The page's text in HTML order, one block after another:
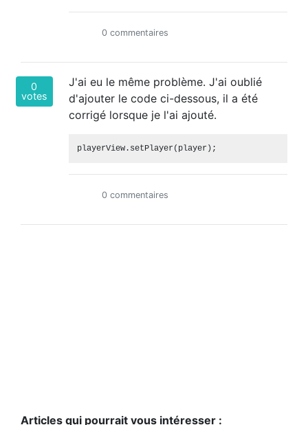
0 commentaires
0
votes
J'ai eu le même problème. J'ai oublié
d'ajouter le code ci-dessous, il a été
corrigé lorsque je l'ai ajouté.
0 commentaires
Articles qui pourrait vous intéresser :